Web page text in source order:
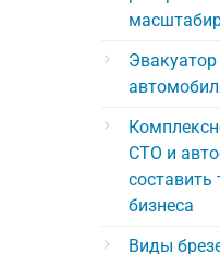
СТО и
составить
бизнеса
Виды